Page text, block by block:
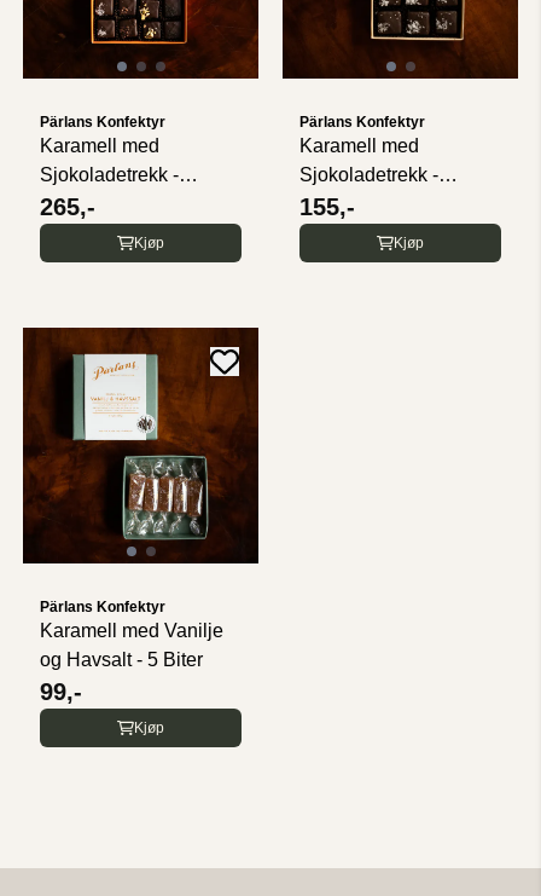
Pärlans Konfektyr
Karamell med
Sjokoladetrekk -
Favoritter - 12 ...
265,-
Kjøp
Pärlans Konfektyr
Karamell med
Sjokoladetrekk -
Vanilje og Havsalt ...
155,-
Kjøp
Pärlans Konfektyr
Karamell med Vanilje
og Havsalt - 5 Biter
99,-
Kjøp